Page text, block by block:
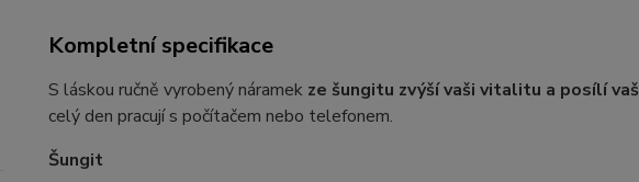
Kompletní specifikace
S láskou ručně vyrobený náramek ze šungitu zvýší vaši vitalitu a posílí
celý den pracují s počítačem nebo telefonem.
Šungit